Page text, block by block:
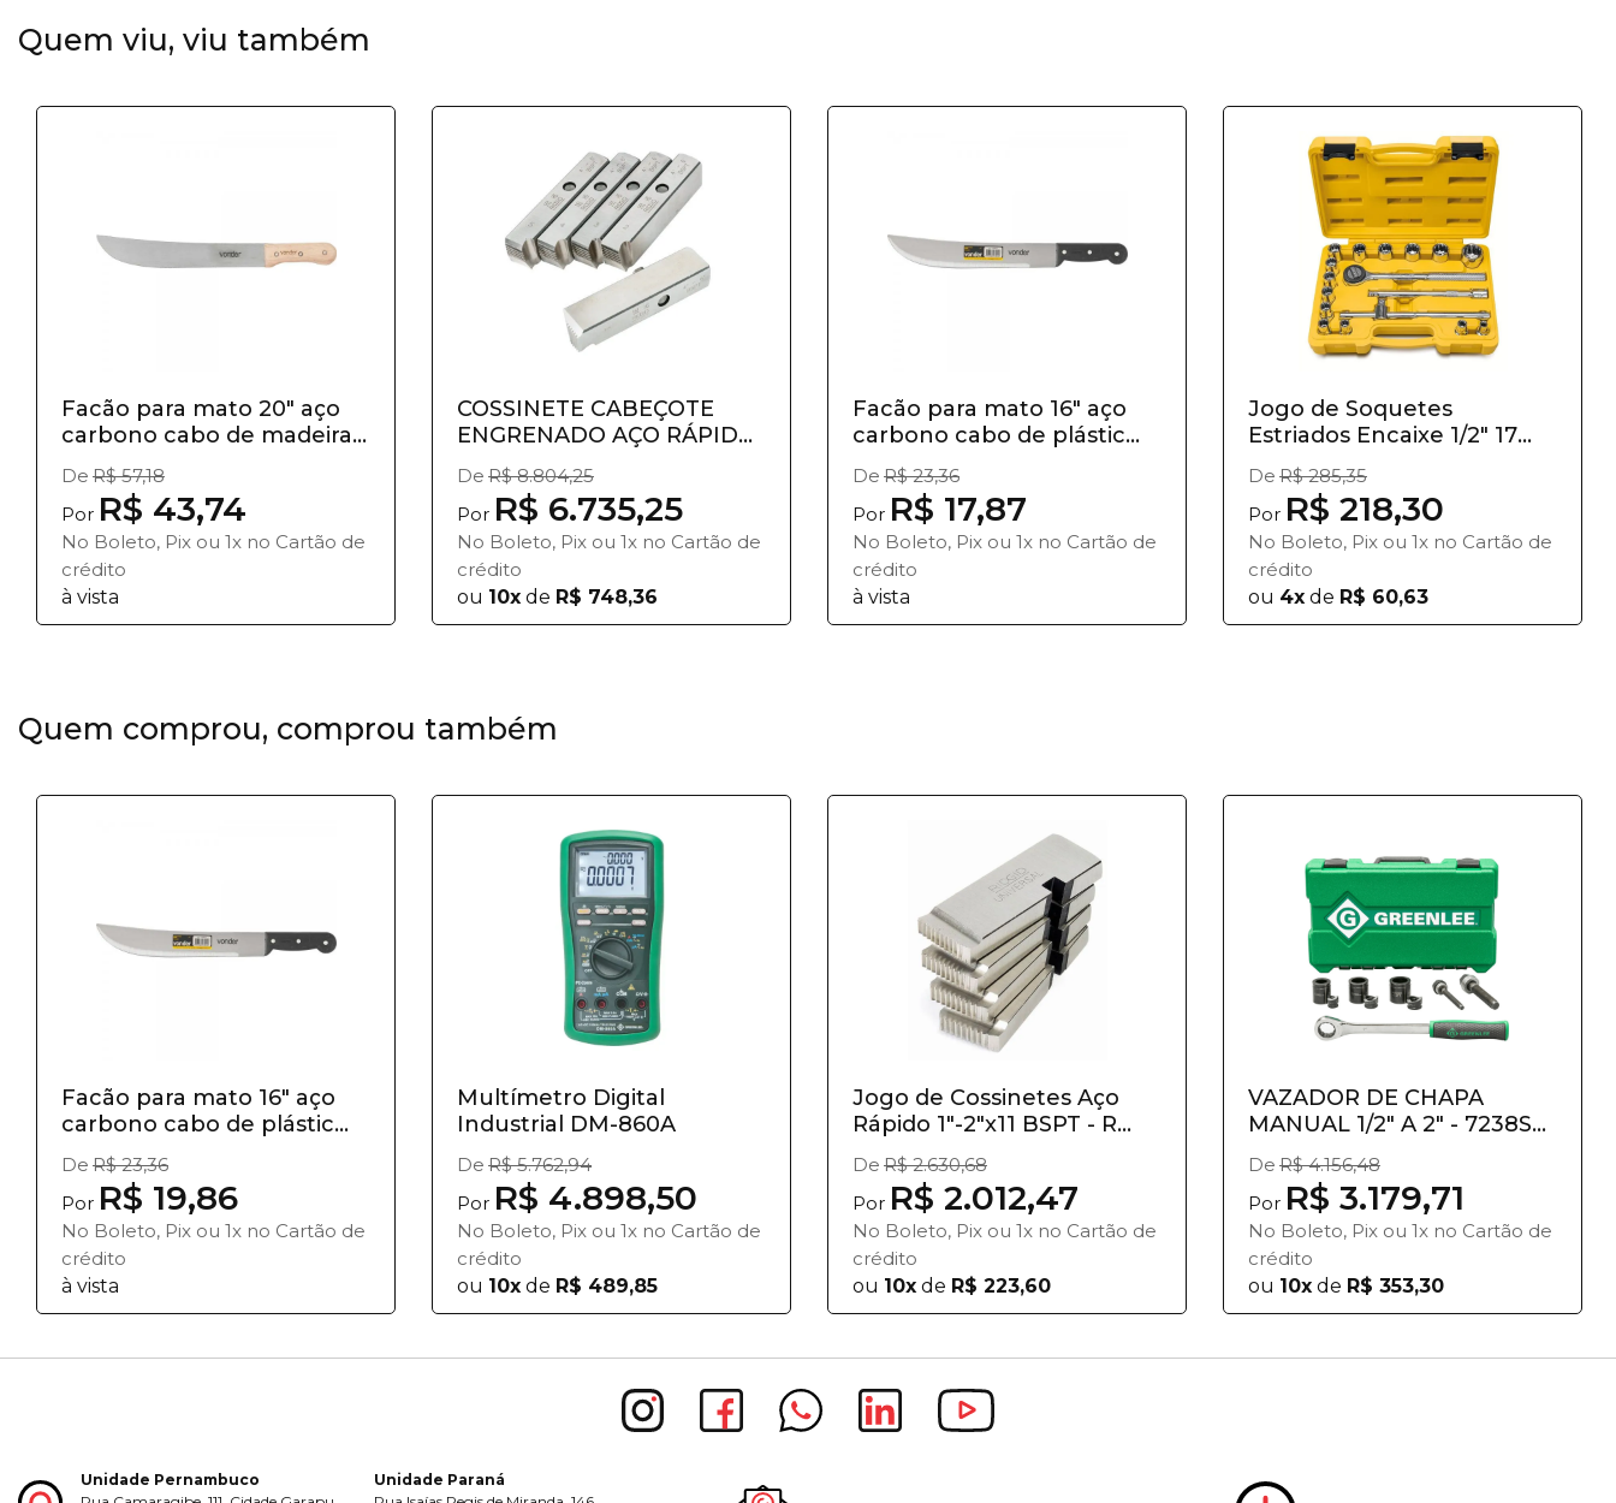
Quem viu, viu também
Facão para mato 20" aço
carbono cabo de madeira...
De R$ 57,18
Por R$ 43,74
No Boleto, Pix ou 1x no Cartão de
crédito
à vista
COSSINETE CABEÇOTE
ENGRENADO AÇO RÁPIDO
- 4" A...
De R$ 8.804,25
Por R$ 6.735,25
No Boleto, Pix ou 1x no Cartão de
crédito
ou 10x de R$ 748,36
Facão para mato 16" aço
carbono cabo de plástic...
De R$ 23,36
Por R$ 17,87
No Boleto, Pix ou 1x no Cartão de
crédito
à vista
Jogo de Soquetes
Estriados Encaixe 1/2" 17
Peça...
De R$ 285,35
Por R$ 218,30
No Boleto, Pix ou 1x no Cartão de
crédito
ou 4x de R$ 60,63
Quem comprou, comprou também
Facão para mato 16" aço
carbono cabo de plástic...
De R$ 23,36
Por R$ 19,86
No Boleto, Pix ou 1x no Cartão de
crédito
à vista
Multímetro Digital
Industrial DM-860A
De R$ 5.762,94
Por R$ 4.898,50
No Boleto, Pix ou 1x no Cartão de
crédito
ou 10x de R$ 489,85
Jogo de Cossinetes Aço
Rápido 1"-2"x11 BSPT - R...
De R$ 2.630,68
Por R$ 2.012,47
No Boleto, Pix ou 1x no Cartão de
crédito
ou 10x de R$ 223,60
VAZADOR DE CHAPA
MANUAL 1/2" A 2" - 7238SB
- GR...
De R$ 4.156,48
Por R$ 3.179,71
No Boleto, Pix ou 1x no Cartão de
crédito
ou 10x de R$ 353,30
Unidade Pernambuco
Unidade Paraná